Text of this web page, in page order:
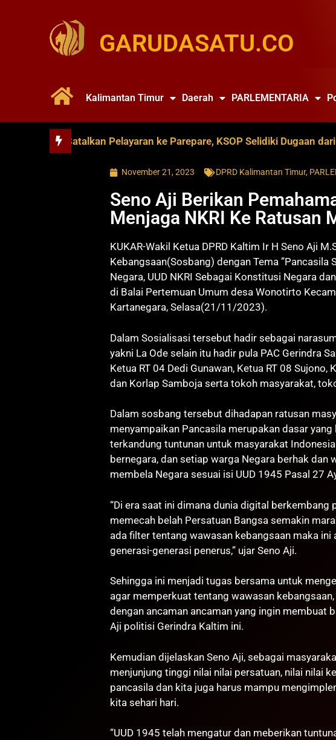
GARUDASATU.CO
Kalimantan Timur Daerah PARLEMENTARIA
Soya Batalkan Pelayaran ke Parepare, KSOP Selidiki Dugaan dari
November 21, 2023 DPRD Kalimantan Timur,
Seno Aji Berikan
Menjaga NKRI Ke Ratusan
KUKAR-Wakil Ketua DPRD Kaltim Ir H Seno Aji
Kebangsaan(Sosbang) dengan Tema ”Pancasila
Negara, UUD NKRI Sebagai Konstitusi Negara
di Balai Pertemuan Umum desa Wonotirto
Kartanegara, Selasa(21/11/2023).
Dalam Sosialisasi tersebut hadir sebagai
yakni La Ode selain itu hadir pula PAC Gerindra
Ketua RT 04 Dedi Gunawan, Ketua RT 08
dan Korlap Samboja serta tokoh masyarakat,
Dalam sosbang tersebut dihadapan ratusan
menyampaikan Pancasila merupakan dasar
terkandung tuntunan untuk masyarakat
bernegara, dan setiap warga Negara berhak dan
membela Negara sesuai isi UUD 1945 Pasal 27
“Di era saat ini dimana dunia digital berkembang
memecah belah Persatuan Bangsa semakin
ada filter tentang wawasan kebangsaan maka
generasi-generasi penerus,” ujar Seno Aji.
Sehingga ini menjadi tugas bersama untuk
agar memperkuat tentang wawasan
dengan ancaman ancaman yang ingin membuat
Aji politisi Gerindra Kaltim ini.
Kemudian dijelaskan Seno Aji, sebagai
menjunjung tinggi nilai nilai persatuan, nilai nilai
pancasila dan kita juga harus mampu
kita sehari hari.
“UUD 1945 telah mengatur dan meberikan